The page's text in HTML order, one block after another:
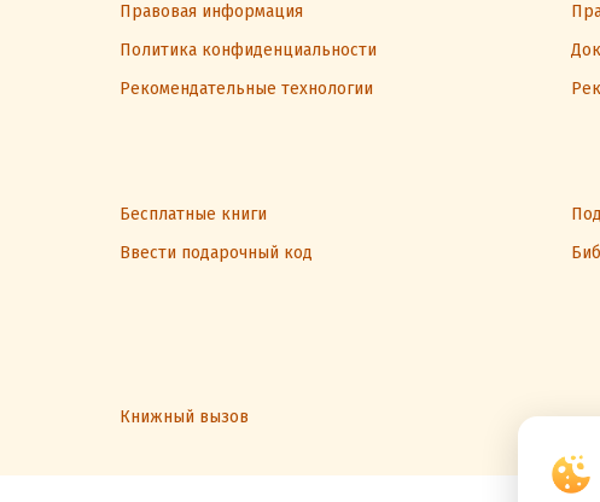
Правовая информация
Политика конфиденциальности
Рекомендательные технологии
Бесплатные книги
Ввести подарочный код
Книжный вызов